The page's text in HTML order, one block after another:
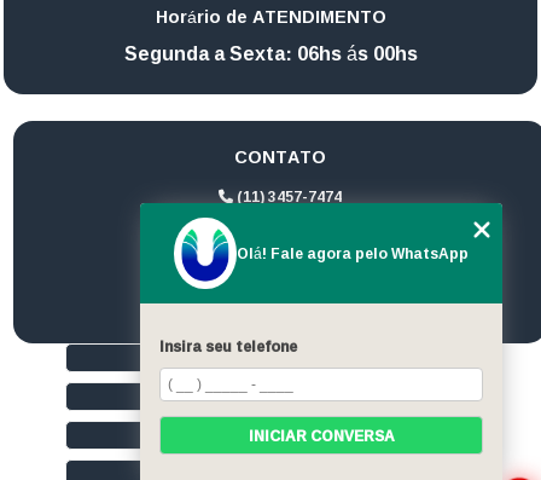
Horário de ATENDIMENTO
Segunda a Sexta: 06hs ás 00hs
CONTATO
(11) 3457-7474
(11) 94172-1974
contato@ultrageradores.com
HOME
QUEM SOMOS
SERVIÇOS
Olá! Fale agora pelo WhatsApp
Insira seu telefone
INICIAR CONVERSA